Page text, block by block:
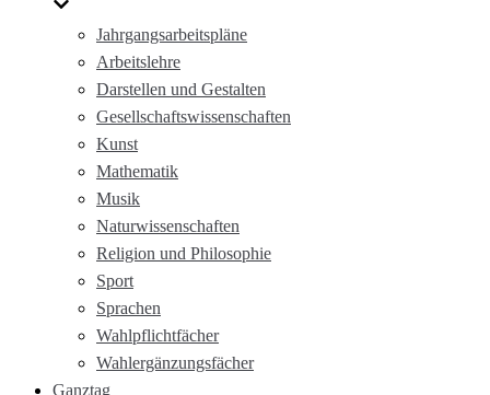
Jahrgangsarbeitspläne
Arbeitslehre
Darstellen und Gestalten
Gesellschaftswissenschaften
Kunst
Mathematik
Musik
Naturwissenschaften
Religion und Philosophie
Sport
Sprachen
Wahlpflichtfächer
Wahlergänzungsfächer
Ganztag